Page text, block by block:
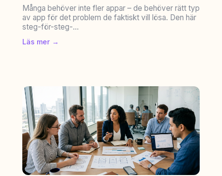
Många behöver inte fler appar – de behöver rätt typ
av app för det problem de faktiskt vill lösa. Den här
steg-för-steg-...
Läs mer →